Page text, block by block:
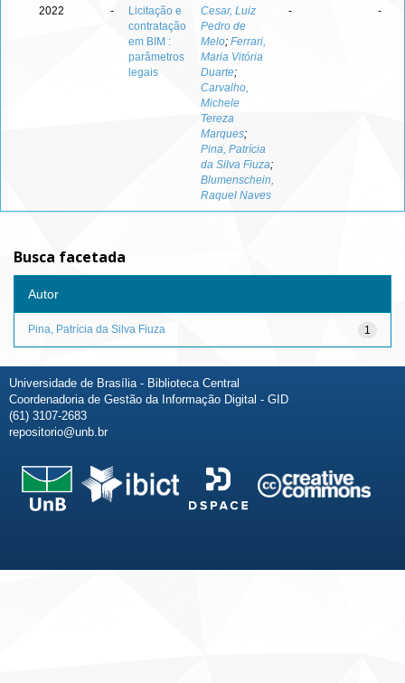
2022 -
Licitação e
contratação
em BIM :
parâmetros
legais
Cesar, Luiz
Pedro de
Melo; Ferrari,
Maria Vitória
Duarte;
Carvalho,
Michele
Tereza
Marques;
Pina, Patrícia
da Silva Fiuza;
Blumenschein,
Raquel Naves
- -
Busca facetada
Autor
1
Pina, Patrícia da Silva Fiuza
Universidade de Brasília - Biblioteca Central
Coordenadoria de Gestão da Informação Digital - GID
(61) 3107-2683
repositorio@unb.br